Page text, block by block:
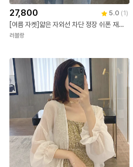
27,800 5.0 (1 )
[여름 자켓]얇은 자외선 차단 정장 쉬폰 재킷 아우터
러블랑